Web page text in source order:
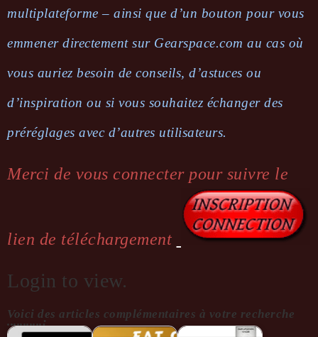
multiplateforme – ainsi que d’un bouton pour vous
emmener directement sur Gearspace.com au cas où
vous auriez besoin de conseils, d’astuces ou
d’inspiration ou si vous souhaitez échanger des
préréglages avec d’autres utilisateurs.
Merci de vous connecter pour suivre le
lien de téléchargement
Login to view.
Voici des articles complémentaires à votre recherche
...........: